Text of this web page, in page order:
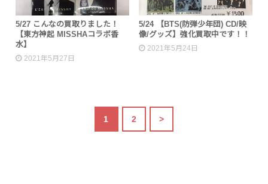
5/27 こんなの買取りました！
【東方神起 MISSHAコラボ香
水】
2021年5月27日
5/24 【BTS(防弾少年団) CD/映
像/グッズ】強化買取中です！！
2021年5月24日
1 2 >